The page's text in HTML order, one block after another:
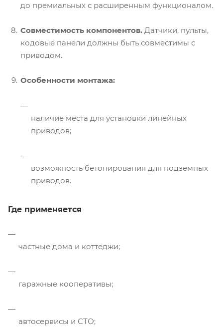
до премиальных с расширенным функционалом.
Совместимость компонентов. Датчики, пульты,
кодовые панели должны быть совместимы с
приводом.
Особенности монтажа:
наличие места для установки линейных
приводов;
возможность бетонирования для подземных
приводов.
Где применяется
частные дома и коттеджи;
гаражные кооперативы;
автосервисы и СТО;